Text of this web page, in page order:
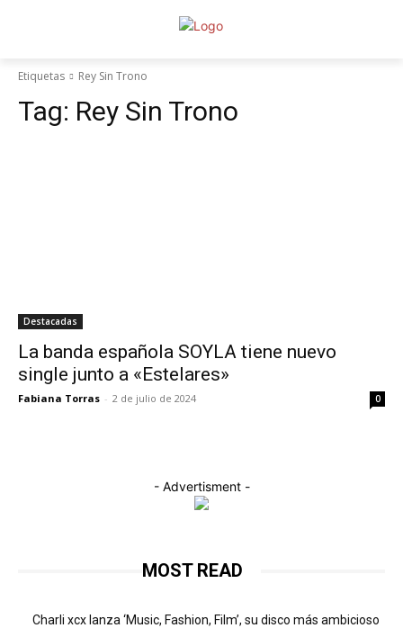
Etiquetas Rey Sin Trono
Tag: Rey Sin Trono
Destacadas
La banda española SOYLA tiene nuevo
single junto a «Estelares»
Fabiana Torras - 2 de julio de 2024 0
- Advertisment -
MOST READ
Charli xcx lanza ‘Music, Fashion, Film’, su disco más ambicioso